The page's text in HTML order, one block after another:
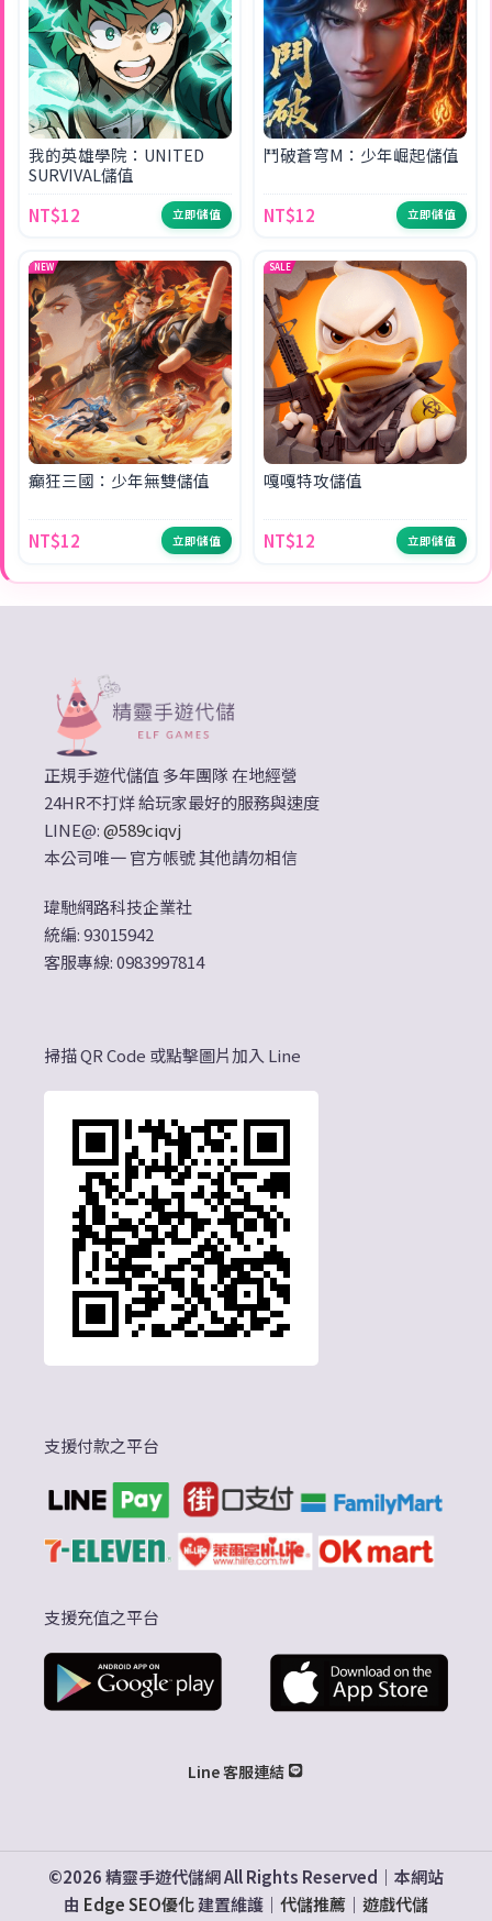
我的英雄學院：UNITED
SURVIVAL儲值
NT$12
立即儲值
鬥破蒼穹M：少年崛起儲值
NT$12 立即儲值
NEW
癲狂三國：少年無雙儲值
NT$12 立即儲值
SALE
嘎嘎特攻儲值
NT$12 立即儲值
正規手遊代儲值 多年團隊 在地經營
24HR不打烊 給玩家最好的服務與速度
LINE@:@589ciqvj
本公司唯一 官方帳號 其他請勿相信
瑋馳網路科技企業社
統編: 93015942
客服專線: 0983997814
掃描 QR Code 或點擊圖片加入 Line
支援付款之平台
支援充值之平台
Line 客服連結
©2026 精靈手遊代儲網 All Rights Reserved｜本網站
由 Edge SEO優化建置維護｜ 代儲推薦｜ 遊戲代儲